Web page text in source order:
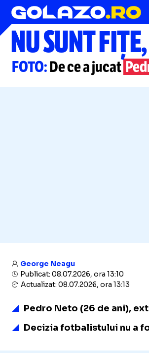
Campionatul Mondial
NU SUNT
FOTO:De ce a jucat
George Neagu
Publicat: 08.07.2026, ora 13:10
Actualizat: 08.07.2026, ora 13:13
Pedro Neto (26 de ani),
Decizia fotbalistului nu a